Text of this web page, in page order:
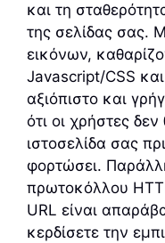
και τη
της σελίδας σας.
εικόνων,
Javascript/CSS
αξιόπιστο και
ότι οι χρήστες
ιστοσελίδα σας
φορτώσει.
πρωτοκόλλου
URL είναι
κερδίσετε την